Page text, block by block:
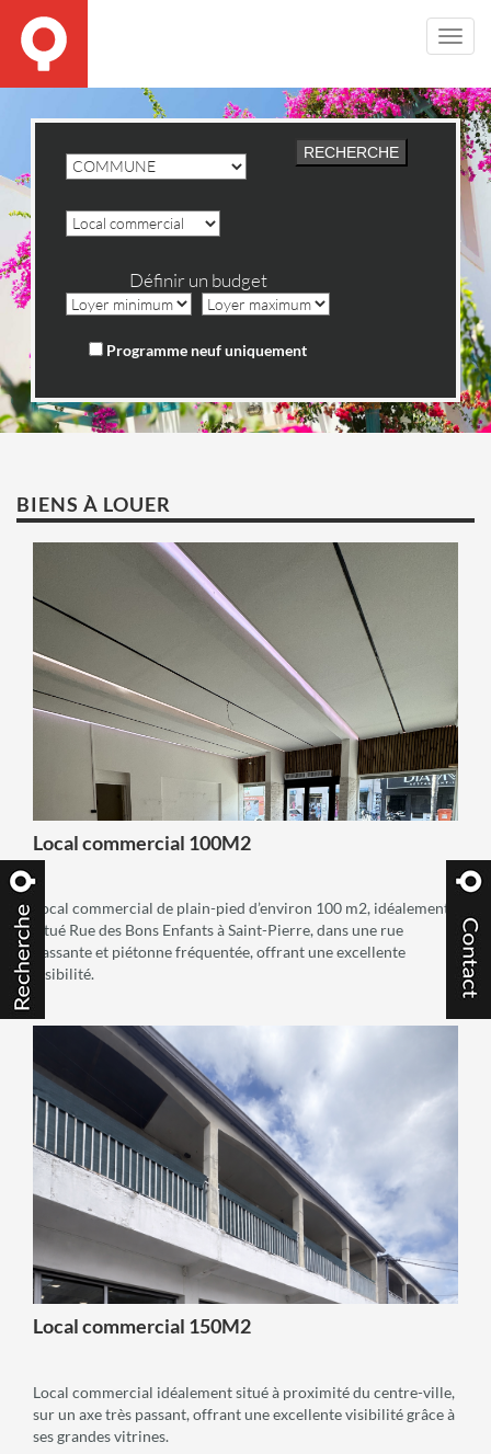
Définir un budget
Programme neuf uniquement
BIENS À LOUER
Local commercial 100M2
Local commercial de plain-pied d’environ 100 m2, idéalement
situé Rue des Bons Enfants à Saint-Pierre, dans une rue
passante et piétonne fréquentée, offrant une excellente
visibilité.
voir +
Local commercial 150M2
Local commercial idéalement situé à proximité du centre-ville,
sur un axe très passant, offrant une excellente visibilité grâce à
ses grandes vitrines.